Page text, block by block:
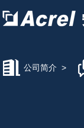
公司简介 >